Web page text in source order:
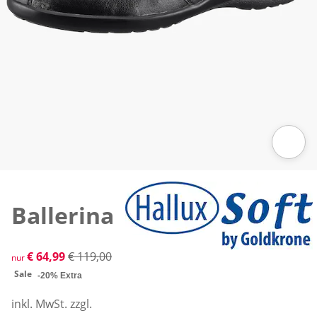
Ballerina
reduzierter Preis € 64,99, vorheriger Preis: € 119,00
nur€ 64,99€ 119,00
Sale -20% Extra
inkl. MwSt. zzgl.